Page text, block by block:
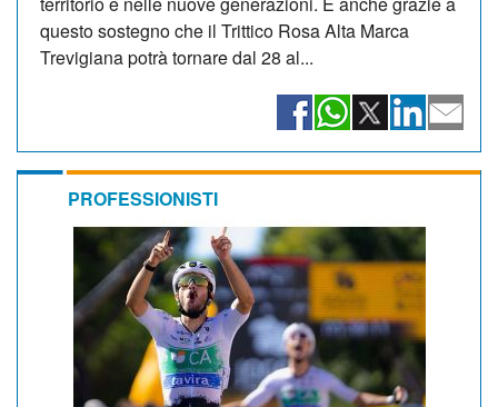
questo sostegno che il Trittico Rosa Alta Marca
Trevigiana potrà tornare dal 28 al...
PROFESSIONISTI